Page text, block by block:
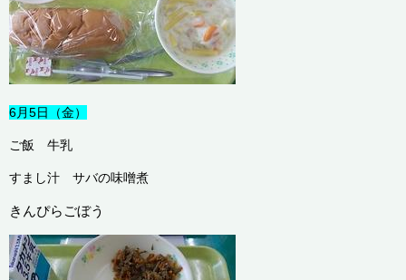
6月5日（金）
ご飯 牛乳
すまし汁 サバの味噌煮
きんぴらごぼう